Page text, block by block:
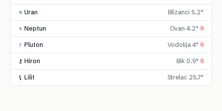
♅ Uran Blizanci 5.2°
♆ Neptun Ovan 4.2° ℞
♇ Pluton Vodolija 4° ℞
⚷ Hiron Bik 0.9° ℞
⚸ Lilit Strelac 25.7°